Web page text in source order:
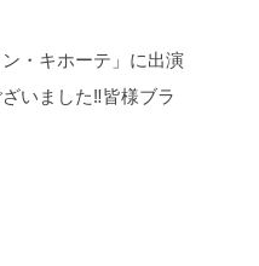
・キホーテ」に出演
いました‼皆様ブラ